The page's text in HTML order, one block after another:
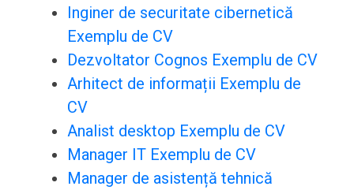
Inginer de securitate cibernetică
Exemplu de CV
Dezvoltator Cognos Exemplu de CV
Arhitect de informații Exemplu de
CV
Analist desktop Exemplu de CV
Manager IT Exemplu de CV
Manager de asistență tehnică